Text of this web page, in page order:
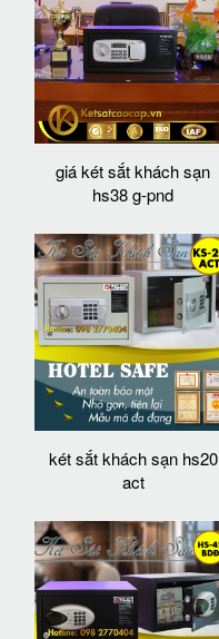
giá két sắt khách sạn
hs38 g-pnd
két sắt khách sạn hs20
act